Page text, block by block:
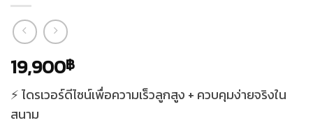
19,900฿
⚡️ ไดรเวอร์ดีไซน์เพื่อความเร็วลูกสูง + ควบคุมง่ายจริงใน
สนาม